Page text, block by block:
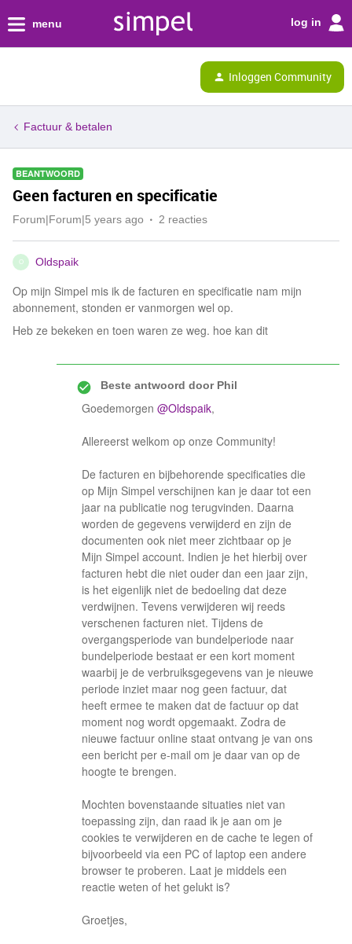
menu log in
Inloggen Community
Factuur & betalen
BEANTWOORD
Geen facturen en specificatie
Forum|Forum|5 years ago 2 reacties
O Oldspaik
Op mijn Simpel mis ik de facturen en specificatie nam mijn
abonnement, stonden er vanmorgen wel op.
Heb ze bekeken en toen waren ze weg. hoe kan dit
Beste antwoord doorPhil
Goedemorgen @Oldspaik,
Allereerst welkom op onze Community!
De facturen en bijbehorende specificaties die
op Mijn Simpel verschijnen kan je daar tot een
jaar na publicatie nog terugvinden. Daarna
worden de gegevens verwijderd en zijn de
documenten ook niet meer zichtbaar op je
Mijn Simpel account. Indien je het hierbij over
facturen hebt die niet ouder dan een jaar zijn,
is het eigenlijk niet de bedoeling dat deze
verdwijnen. Tevens verwijderen wij reeds
verschenen facturen niet. Tijdens de
overgangsperiode van bundelperiode naar
bundelperiode bestaat er een kort moment
waarbij je de verbruiksgegevens van je nieuwe
periode inziet maar nog geen factuur, dat
heeft ermee te maken dat de factuur op dat
moment nog wordt opgemaakt. Zodra de
nieuwe factuur online staat ontvang je van ons
een bericht per e-mail om je daar van op de
hoogte te brengen.
Mochten bovenstaande situaties niet van
toepassing zijn, dan raad ik je aan om je
cookies te verwijderen en de cache te legen of
bijvoorbeeld via een PC of laptop een andere
browser te proberen. Laat je middels een
reactie weten of het gelukt is?
Groetjes,